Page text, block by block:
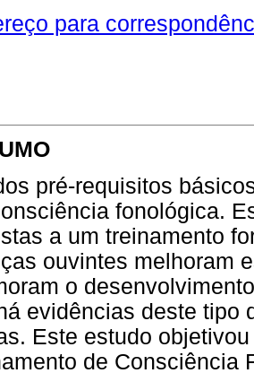
para
pré-requisitos
fonológica.
a um treinamento
ouvintes melhoram
o
evidências deste tipo
Este estudo
de Consciência